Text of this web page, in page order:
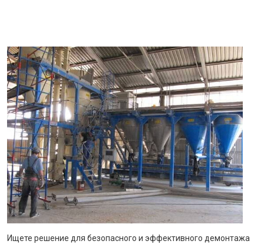
Ищете решение для безопасного и эффективного демонтажа